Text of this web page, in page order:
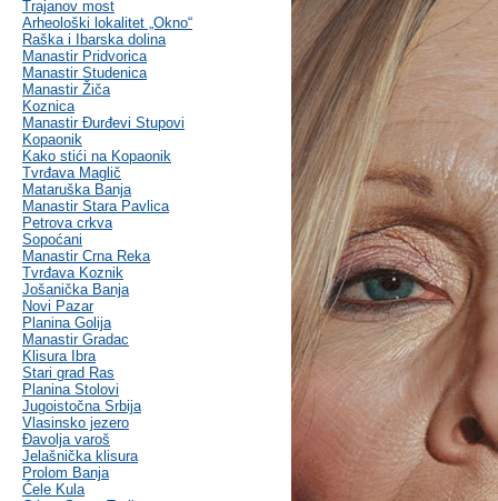
Trajanov most
Arheološki lokalitet „Okno“
Raška i Ibarska dolina
Manastir Pridvorica
Manastir Studenica
Manastir Žiča
Koznica
Manastir Đurđevi Stupovi
Kopaonik
Kako stići na Kopaonik
Tvrđava Maglič
Mataruška Banja
Manastir Stara Pavlica
Petrova crkva
Sopoćani
Manastir Crna Reka
Tvrđava Koznik
Jošanička Banja
Novi Pazar
Planina Golija
Manastir Gradac
Klisura Ibra
Stari grad Ras
Planina Stolovi
Jugoistočna Srbija
Vlasinsko jezero
Đavolja varoš
Jelašnička klisura
Prolom Banja
Ćele Kula